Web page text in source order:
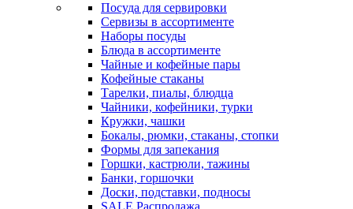
Посуда для сервировки
Сервизы в ассортименте
Наборы посуды
Блюда в ассортименте
Чайные и кофейные пары
Кофейные стаканы
Тарелки, пиалы, блюдца
Чайники, кофейники, турки
Кружки, чашки
Бокалы, рюмки, стаканы, стопки
Формы для запекания
Горшки, кастрюли, тажины
Банки, горшочки
Доски, подставки, подносы
SALE Распродажа